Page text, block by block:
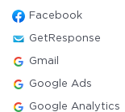
Facebook
GetResponse
Gmail
Google Ads
Google Analytics